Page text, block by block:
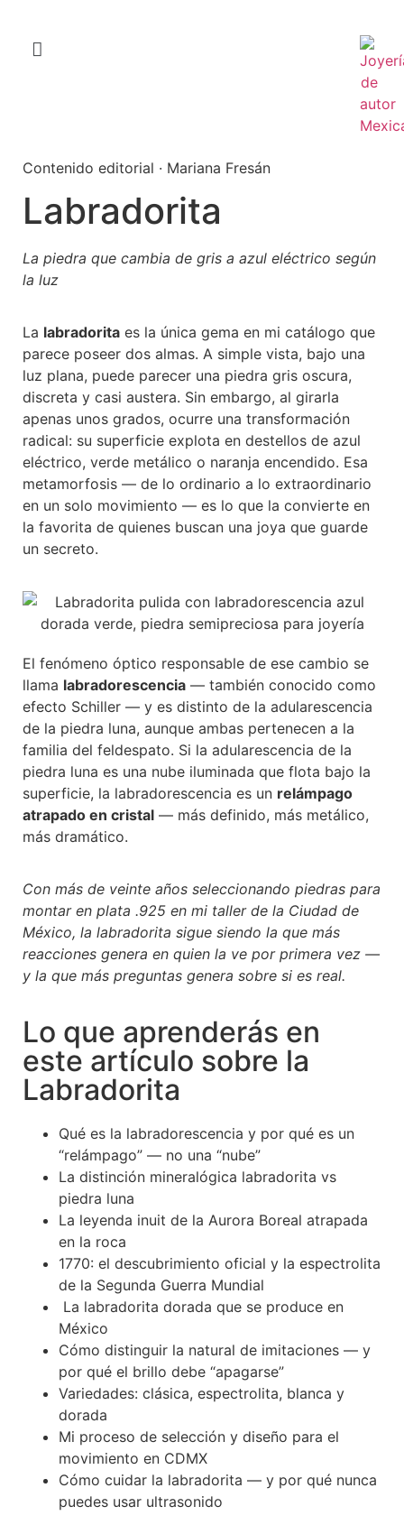
Contenido editorial · Mariana Fresán
Labradorita
La piedra que cambia de gris a azul eléctrico según
la luz
La labradorita es la única gema en mi catálogo que
parece poseer dos almas. A simple vista, bajo una
luz plana, puede parecer una piedra gris oscura,
discreta y casi austera. Sin embargo, al girarla
apenas unos grados, ocurre una transformación
radical: su superficie explota en destellos de azul
eléctrico, verde metálico o naranja encendido. Esa
metamorfosis — de lo ordinario a lo extraordinario
en un solo movimiento — es lo que la convierte en
la favorita de quienes buscan una joya que guarde
un secreto.
El fenómeno óptico responsable de ese cambio se
llama labradorescencia — también conocido como
efecto Schiller — y es distinto de la adularescencia
de la piedra luna, aunque ambas pertenecen a la
familia del feldespato. Si la adularescencia de la
piedra luna es una nube iluminada que flota bajo la
superficie, la labradorescencia es un relámpago
atrapado en cristal — más definido, más metálico,
más dramático.
Con más de veinte años seleccionando piedras para
montar en plata .925 en mi taller de la Ciudad de
México, la labradorita sigue siendo la que más
reacciones genera en quien la ve por primera vez —
y la que más preguntas genera sobre si es real.
Lo que aprenderás en
este artículo sobre la
Labradorita
Qué es la labradorescencia y por qué es un
“relámpago” — no una “nube”
La distinción mineralógica labradorita vs
piedra luna
La leyenda inuit de la Aurora Boreal atrapada
en la roca
1770: el descubrimiento oficial y la espectrolita
de la Segunda Guerra Mundial
La labradorita dorada que se produce en
México
Cómo distinguir la natural de imitaciones — y
por qué el brillo debe “apagarse”
Variedades: clásica, espectrolita, blanca y
dorada
Mi proceso de selección y diseño para el
movimiento en CDMX
Cómo cuidar la labradorita — y por qué nunca
puedes usar ultrasonido